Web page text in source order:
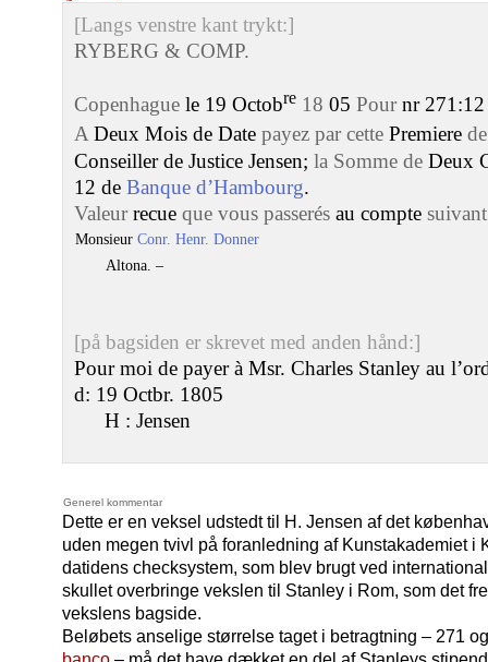
[Langs venstre kant trykt:]
RYBERG & COMP.
Copenhague le 19 Octobre 18 05 Pour nr
ADeux Mois de Date payez par cette Premiere
Conseiller de Justice Jensen; la Somme de Deux
12 de Banque d’Hambourg.
Valeur recue que vous passerés au compte
Monsieur Conr. Henr. Donner
Altona. –
[på bagsiden er skrevet med anden hånd:]
Pour moi de payer à Msr. Charles Stanley au
d: 19 Octbr. 1805
H : Jensen
Generel kommentar
Dette er en veksel udstedt til H. Jensen af det
uden megen tvivl på foranledning af Kunstakademiet i
datidens checksystem, som blev brugt ved
skullet overbringe vekslen til Stanley i Rom, som det
vekslens bagside.
Beløbets anselige størrelse taget i betragtning – 271